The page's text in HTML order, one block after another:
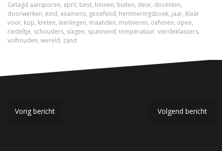
Getagd aansporen, april, best, binnen, buiten, deur, docenten,
doorwerken, eind, examens, geoefend, herinneringsboek, jaar, klaar
voor, kop, kreten, leerlingen, maanden, motiveren, oefenen, open,
riedeltje, schouders, slagen, spannend, temperatuur, vierdeklassers,
volhouden, wereld, zand
BVorig bericht Volgend bericht